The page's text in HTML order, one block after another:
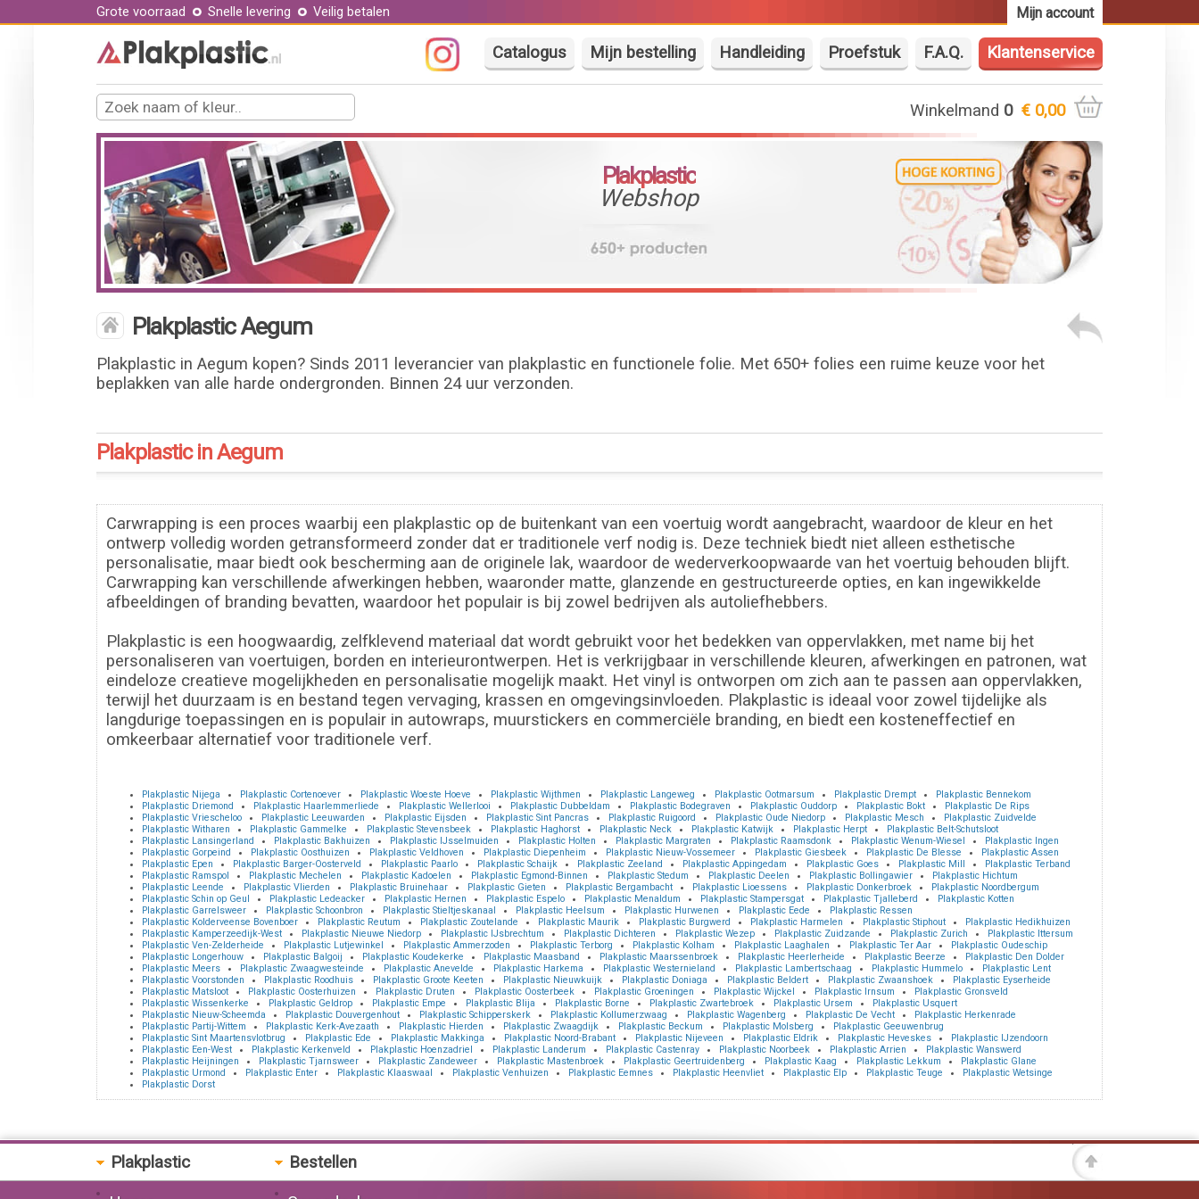
Mijn account
Grote voorraad Snelle levering Veilig betalen
Catalogus Mijn bestelling Handleiding Proefstuk F.A.Q. Klantenservice
Winkelmand 0 € 0,00
Plakplastic
Webshop
Plakplastic Aegum
Plakplastic in Aegum kopen? Sinds 2011 leverancier van plakplastic en functionele folie. Met 650+ folies een ruime keuze voor het
beplakken van alle harde ondergronden. Binnen 24 uur verzonden.
Plakplastic in Aegum
Carwrapping is een proces waarbij een plakplastic op de buitenkant van een voertuig wordt aangebracht, waardoor de kleur en het
ontwerp volledig worden getransformeerd zonder dat er traditionele verf nodig is. Deze techniek biedt niet alleen esthetische
personalisatie, maar biedt ook bescherming aan de originele lak, waardoor de wederverkoopwaarde van het voertuig behouden blijft.
Carwrapping kan verschillende afwerkingen hebben, waaronder matte, glanzende en gestructureerde opties, en kan ingewikkelde
afbeeldingen of branding bevatten, waardoor het populair is bij zowel bedrijven als autoliefhebbers.
Plakplastic is een hoogwaardig, zelfklevend materiaal dat wordt gebruikt voor het bedekken van oppervlakken, met name bij het
personaliseren van voertuigen, borden en interieurontwerpen. Het is verkrijgbaar in verschillende kleuren, afwerkingen en patronen, wat
eindeloze creatieve mogelijkheden en personalisatie mogelijk maakt. Het vinyl is ontworpen om zich aan te passen aan oppervlakken,
terwijl het duurzaam is en bestand tegen vervaging, krassen en omgevingsinvloeden. Plakplastic is ideaal voor zowel tijdelijke als
langdurige toepassingen en is populair in autowraps, muurstickers en commerciële branding, en biedt een kosteneffectief en
omkeerbaar alternatief voor traditionele verf.
Plakplastic Nijega Plakplastic Cortenoever Plakplastic Woeste Hoeve Plakplastic Wijthmen Plakplastic Langeweg Plakplastic Ootmarsum Plakplastic Drempt
Plakplastic Bennekom
Plakplastic Driemond
Plakplastic Haarlemmerliede Plakplastic Wellerlooi Plakplastic Dubbeldam Plakplastic Bodegraven Plakplastic Ouddorp Plakplastic Bokt
Plakplastic De Rips
Plakplastic Vriescheloo
Plakplastic Leeuwarden Plakplastic Eijsden Plakplastic Sint Pancras Plakplastic Ruigoord Plakplastic Oude Niedorp Plakplastic Mesch
Plakplastic Zuidvelde
Plakplastic Witharen
Plakplastic Gammelke Plakplastic Stevensbeek Plakplastic Haghorst Plakplastic Neck Plakplastic Katwijk Plakplastic Herpt
Plakplastic Belt-Schutsloot
Plakplastic Lansingerland
Plakplastic Bakhuizen Plakplastic IJsselmuiden Plakplastic Holten Plakplastic Margraten Plakplastic Raamsdonk Plakplastic Wenum-Wiesel
Plakplastic Ingen
Plakplastic Gorpeind
Plakplastic Oosthuizen Plakplastic Veldhoven Plakplastic Diepenheim Plakplastic Nieuw-Vossemeer Plakplastic Giesbeek Plakplastic De Blesse
Plakplastic Assen
Plakplastic Epen
Plakplastic Barger-Oosterveld Plakplastic Paarlo Plakplastic Schaijk Plakplastic Zeeland Plakplastic Appingedam Plakplastic Goes Plakplastic Mill
Plakplastic Terband
Plakplastic Ramspol
Plakplastic Mechelen Plakplastic Kadoelen Plakplastic Egmond-Binnen Plakplastic Stedum Plakplastic Deelen Plakplastic Bollingawier
Plakplastic Hichtum
Plakplastic Leende
Plakplastic Vlierden Plakplastic Bruinehaar Plakplastic Gieten Plakplastic Bergambacht Plakplastic Lioessens Plakplastic Donkerbroek
Plakplastic Noordbergum
Plakplastic Schin op Geul
Plakplastic Ledeacker Plakplastic Hernen Plakplastic Espelo Plakplastic Menaldum Plakplastic Stampersgat Plakplastic Tjalleberd
Plakplastic Kotten
Plakplastic Garrelsweer
Plakplastic Schoonbron Plakplastic Stieltjeskanaal Plakplastic Heelsum Plakplastic Hurwenen Plakplastic Eede
Plakplastic Ressen
Plakplastic Kolderveense Bovenboer
Plakplastic Reutum Plakplastic Zoutelande Plakplastic Maurik Plakplastic Burgwerd Plakplastic Harmelen Plakplastic Stiphout
Plakplastic Hedikhuizen
Plakplastic Kamperzeedijk-West
Plakplastic Nieuwe Niedorp Plakplastic IJsbrechtum Plakplastic Dichteren Plakplastic Wezep Plakplastic Zuidzande Plakplastic Zurich
Plakplastic Ittersum
Plakplastic Ven-Zelderheide
Plakplastic Lutjewinkel Plakplastic Ammerzoden Plakplastic Terborg Plakplastic Kolham Plakplastic Laaghalen Plakplastic Ter Aar
Plakplastic Oudeschip
Plakplastic Longerhouw
Plakplastic Balgoij Plakplastic Koudekerke Plakplastic Maasband Plakplastic Maarssenbroek Plakplastic Heerlerheide Plakplastic Beerze
Plakplastic Den Dolder
Plakplastic Meers
Plakplastic Zwaagwesteinde Plakplastic Anevelde Plakplastic Harkema Plakplastic Westernieland Plakplastic Lambertschaag Plakplastic Hummelo
Plakplastic Lent
Plakplastic Voorstonden
Plakplastic Roodhuis Plakplastic Groote Keeten Plakplastic Nieuwkuijk Plakplastic Doniaga Plakplastic Beldert Plakplastic Zwaanshoek
Plakplastic Eyserheide
Plakplastic Matsloot
Plakplastic Oosterhuizen Plakplastic Druten Plakplastic Oosterbeek Plakplastic Groeningen Plakplastic Wijckel Plakplastic Irnsum
Plakplastic Gronsveld
Plakplastic Wissenkerke
Plakplastic Geldrop Plakplastic Empe Plakplastic Blija Plakplastic Borne Plakplastic Zwartebroek Plakplastic Ursem
Plakplastic Usquert
Plakplastic Nieuw-Scheemda
Plakplastic Douvergenhout Plakplastic Schipperskerk Plakplastic Kollumerzwaag Plakplastic Wagenberg Plakplastic De Vecht
Plakplastic Herkenrade
Plakplastic Partij-Wittem
Plakplastic Kerk-Avezaath Plakplastic Hierden Plakplastic Zwaagdijk Plakplastic Beckum Plakplastic Molsberg
Plakplastic Geeuwenbrug
Plakplastic Sint Maartensvlotbrug
Plakplastic Ede Plakplastic Makkinga Plakplastic Noord-Brabant Plakplastic Nijeveen Plakplastic Eldrik Plakplastic Heveskes
Plakplastic IJzendoorn
Plakplastic Een-West
Plakplastic Kerkenveld Plakplastic Hoenzadriel Plakplastic Landerum Plakplastic Castenray Plakplastic Noorbeek Plakplastic Arrien
Plakplastic Wanswerd
Plakplastic Heijningen
Plakplastic Tjarnsweer Plakplastic Zandeweer Plakplastic Mastenbroek Plakplastic Geertruidenberg Plakplastic Kaag Plakplastic Lekkum
Plakplastic Glane
Plakplastic Urmond
Plakplastic Enter Plakplastic Klaaswaal Plakplastic Venhuizen Plakplastic Eemnes Plakplastic Heenvliet Plakplastic Elp Plakplastic Teuge
Plakplastic Wetsinge
Plakplastic Dorst
Plakplastic Bestellen